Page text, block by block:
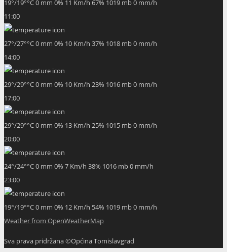
19°/19°°C0 mm 0% 11 Km/h 67% 1019 mb0 mm/h
11:00
27°/27°°C0 mm 0% 10 Km/h 37% 1018 mb0 mm/h
14:00
29°/29°°C0 mm 0% 10 Km/h 23% 1016 mb0 mm/h
17:00
29°/29°°C0 mm 0% 13 Km/h 25% 1015 mb0 mm/h
20:00
24°/24°°C0 mm 0% 7 Km/h 38% 1016 mb0 mm/h
23:00
19°/19°°C0 mm 0% 12 Km/h 54% 1019 mb0 mm/h
Weather from OpenWeatherMap
Sva prava pridržana ©Općina Tomislavgrad